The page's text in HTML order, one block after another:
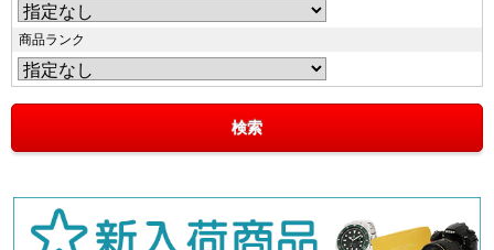
商品ランク